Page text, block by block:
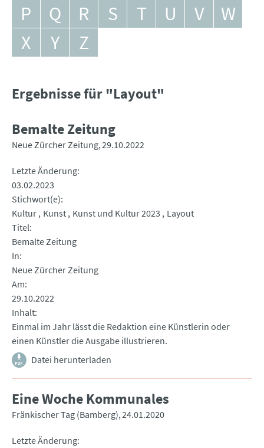
P
Q R S T U V
W
X
Y Z
Ergebnisse für "Layout"
Bemalte Zeitung
Neue Zürcher Zeitung 29.10.2022
Letzte Änderung
03.02.2023
Stichwort(e)
Kultur Kunst Kunst und Kultur 2023
Layout
Titel
Bemalte Zeitung
In
Neue Zürcher Zeitung
Am
29.10.2022
Inhalt
Einmal im Jahr lässt die Redaktion eine Künstlerin oder
einen Künstler die Ausgabe illustrieren.
Datei herunterladen
Eine Woche Kommunales
Fränkischer Tag (Bamberg) 24.01.2020
Letzte Änderung